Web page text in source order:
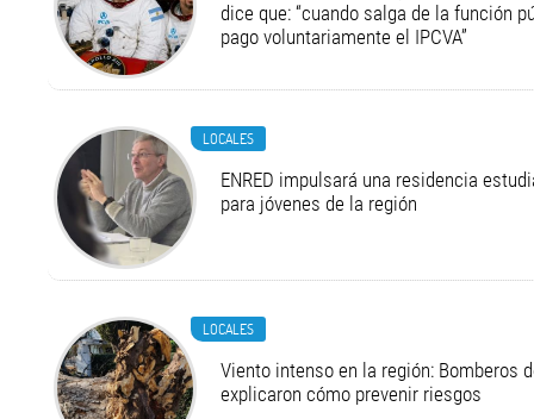
dice que: “cuando salga de la función
pago voluntariamente el IPCVA”
LOCALES
ENRED impulsará una residencia
para jóvenes de la región
LOCALES
Viento intenso en la región: Bomberos
explicaron cómo prevenir riesgos